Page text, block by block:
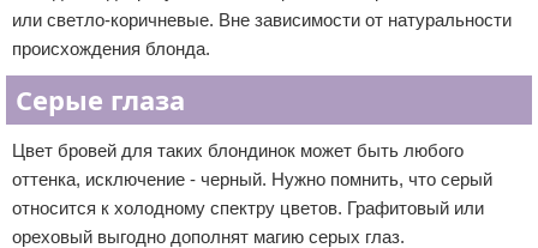
или светло-коричневые. Вне зависимости от натуральности
происхождения блонда.
Серые глаза
Цвет бровей для таких блондинок может быть любого
оттенка, исключение - черный. Нужно помнить, что серый
относится к холодному спектру цветов. Графитовый или
ореховый выгодно дополнят магию серых глаз.